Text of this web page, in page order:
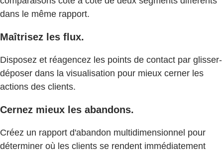
dans le même rapport.
Maîtrisez les flux.
Disposez et réagencez les points de contact par glisser-
déposer dans la visualisation pour mieux cerner les
actions des clients.
Cernez mieux les abandons.
Créez un rapport d'abandon multidimensionnel pour
déterminer où les clients se rendent immédiatement